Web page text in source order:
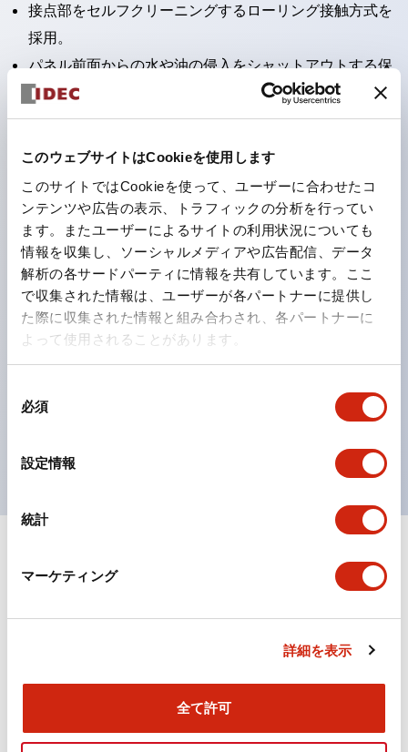
このウェブサイトはCookieを使用します
このサイトではCookieを使って、ユーザーに合わせたコ
ンテンツや広告の表示、トラフィックの分析を行ってい
ます。またユーザーによるサイトの利用状況についても
情報を収集し、ソーシャルメディアや広告配信、データ
解析の各サードパーティに情報を共有しています。ここ
で収集された情報は、ユーザーが各パートナーに提供し
た際に収集された情報と組み合わされ、各パートナーに
よって使用されることがあります。
必須
設定情報
統計
マーケティング
詳細を表示
全て許可
接点部をセルフクリーニングするローリング接触方式を
採用。
パネル前面からの水や油の侵入をシャットアウトする保
護構造：IP65。（ただし2点押ボタンスイッチは
IP40）
2つの独立した動作の押ボタンスイッチと表示灯の3つ
チも完備。
ワールドワイドなニーズに対応する各種電圧を完備。
1つで6色の役をこなすLED球（LSRD球）。これまで色
ごとに分かれていたLED球を、1色のLED球で各色を表
現できるようにしました。
カラーユニバーサルデザインに対応。表示灯（角平形）
の点灯/消灯の認識および、点灯時のランプ色の識別が
ISO 3864-4安全色に対応。危険時や緊急事態時の色表
現がより明確・鮮明で、より多くの方が識別可能に。
すべて展開+
ドキュメントとファイル